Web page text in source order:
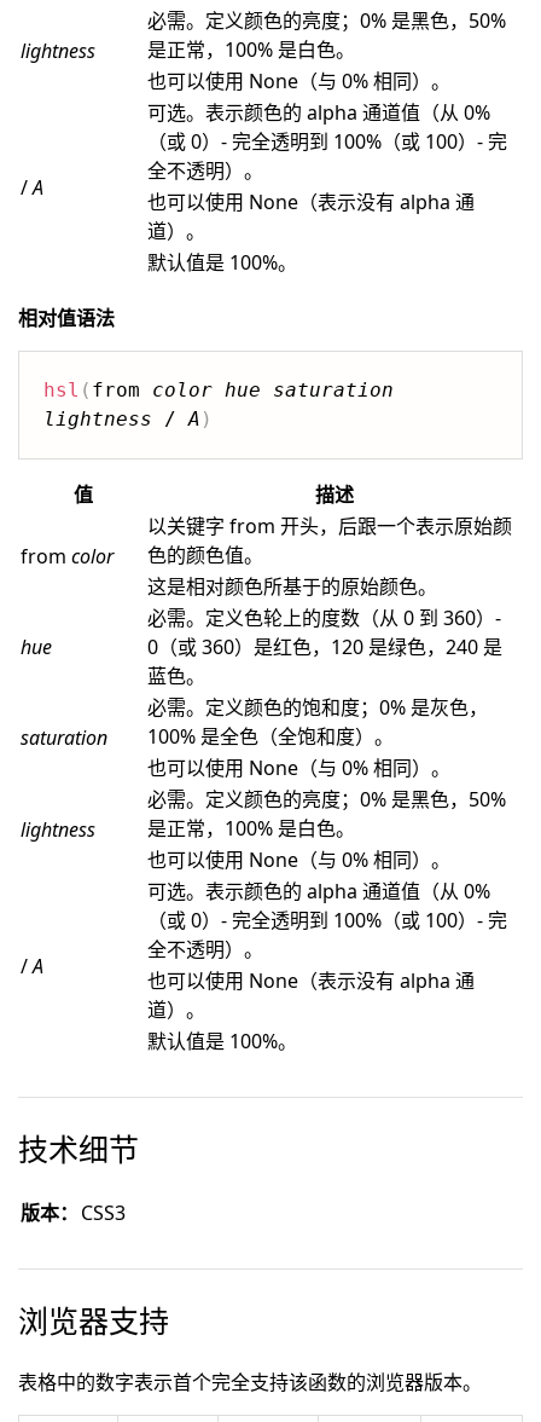
lightness
必需。定义颜色的亮度；0% 是黑色，50%
是正常，100% 是白色。
也可以使用 None（与 0% 相同）。
/A
可选。表示颜色的 alpha 通道值（从 0%
（或 0）- 完全透明到 100%（或 100）- 完
全不透明）。
也可以使用 None（表示没有 alpha 通
道）。
默认值是 100%。
相对值语法
hsl ( from color hue
saturation
lightness / A )
值 描述
from color
以关键字 from 开头，后跟一个表示原始颜
色的颜色值。
这是相对颜色所基于的原始颜色。
hue
必需。定义色轮上的度数（从 0 到 360）-
0（或 360）是红色，120 是绿色，240 是
蓝色。
saturation
必需。定义颜色的饱和度；0% 是灰色，
100% 是全色（全饱和度）。
也可以使用 None（与 0% 相同）。
lightness
必需。定义颜色的亮度；0% 是黑色，50%
是正常，100% 是白色。
也可以使用 None（与 0% 相同）。
/A
可选。表示颜色的 alpha 通道值（从 0%
（或 0）- 完全透明到 100%（或 100）- 完
全不透明）。
也可以使用 None（表示没有 alpha 通
道）。
默认值是 100%。
技术细节
版本： CSS3
浏览器支持
表格中的数字表示首个完全支持该函数的浏览器版本。